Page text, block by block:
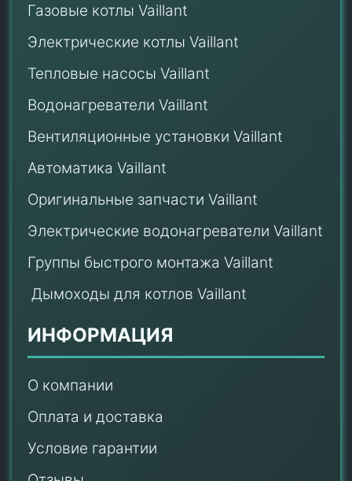
Газовые котлы Vaillant
Электрические котлы Vaillant
Тепловые насосы Vaillant
Водонагреватели Vaillant
Вентиляционные установки Vaillant
Автоматика Vaillant
Оригинальные запчасти Vaillant
Электрические водонагреватели Vaillant
Группы быстрого монтажа Vaillant
Дымоходы для котлов Vaillant
ИНФОРМАЦИЯ
О компании
Оплата и доставка
Условие гарантии